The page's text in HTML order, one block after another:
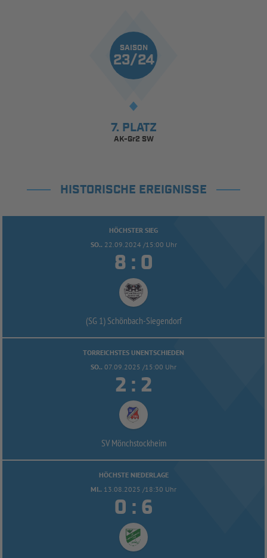
SAISON
23/24
7. PLATZ
AK-Gr2 SW
HISTORISCHE EREIGNISSE
HÖCHSTER SIEG
SO.. 22.09.2024 /15:00 Uhr
 : 
(SG 1) Schönbach-Siegendorf
TORREICHSTES UNENTSCHIEDEN
SO.. 07.09.2025 /15:00 Uhr
 : 
SV Mönchstockheim
HÖCHSTE NIEDERLAGE
MI.. 13.08.2025 /18:30 Uhr
 : 